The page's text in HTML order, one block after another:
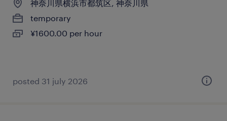
神奈川県横浜市都筑区, 神奈川県
temporary
¥1600.00 per hour
posted 31 july 2026